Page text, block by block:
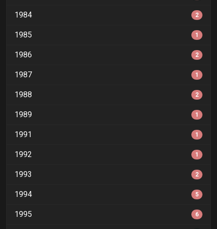
1984 2
1985 1
1986 2
1987 1
1988 2
1989 1
1991 1
1992 1
1993 2
1994 5
1995 6